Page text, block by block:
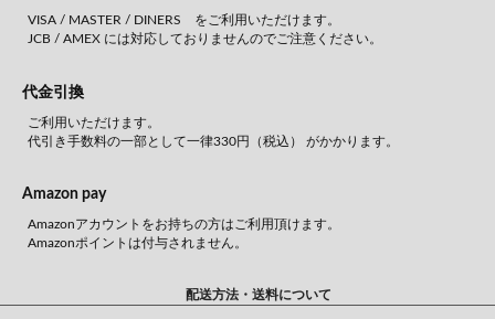
VISA / MASTER / DINERS をご利用いただけます。
JCB / AMEX には対応しておりませんのでご注意ください。
代金引換
ご利用いただけます。
代引き手数料の一部として一律330円（税込） がかかります。
Amazon pay
Amazonアカウントをお持ちの方はご利用頂けます。
Amazonポイントは付与されません。
配送方法・送料について